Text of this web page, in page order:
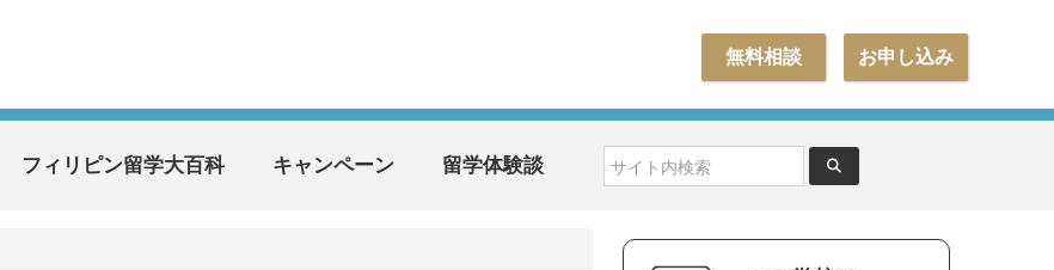
お申し込み
無料相談
フィリピン留学大百科 キャンペーン 留学体験談